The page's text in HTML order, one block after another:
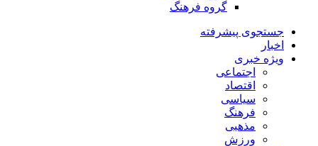
گروه فرهنگ
جستجوی پیشرفته
اخبار
ویژه خبری
اجتماعی
اقتصاد
سیاسی
فرهنگ
مذهبی
ورزش